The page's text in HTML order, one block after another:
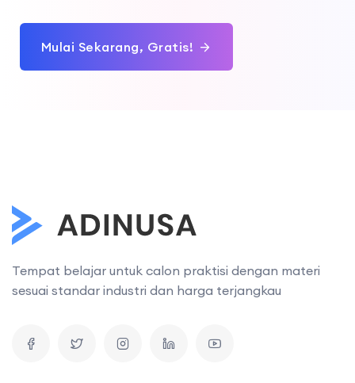
Mulai Sekarang, Gratis!
Tempat belajar untuk calon praktisi dengan materi
sesuai standar industri dan harga terjangkau